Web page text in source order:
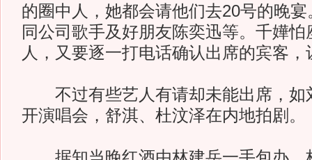
的圈中人，她都会请他们去20号的晚
同公司歌手及好朋友陈奕迅等。千嬅
人，又要逐一打电话确认出席的宾客，
不过有些艺人有请却未能出席，如
开演唱会，舒淇、杜汶泽在内地拍剧。